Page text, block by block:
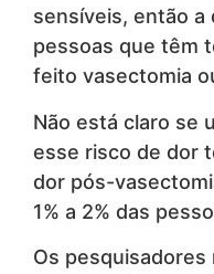
sensíveis, então
pessoas que têm
feito vasectomia
Não está claro se
esse risco de dor
dor pós-
1% a 2% das
Os pesquisadores